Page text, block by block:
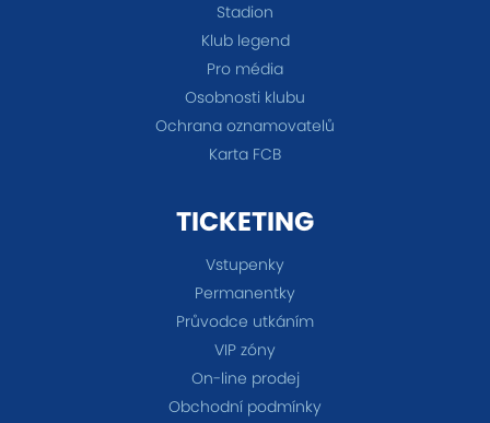
Stadion
Klub legend
Pro média
Osobnosti klubu
Ochrana oznamovatelů
Karta FCB
TICKETING
Vstupenky
Permanentky
Průvodce utkáním
VIP zóny
On-line prodej
Obchodní podmínky